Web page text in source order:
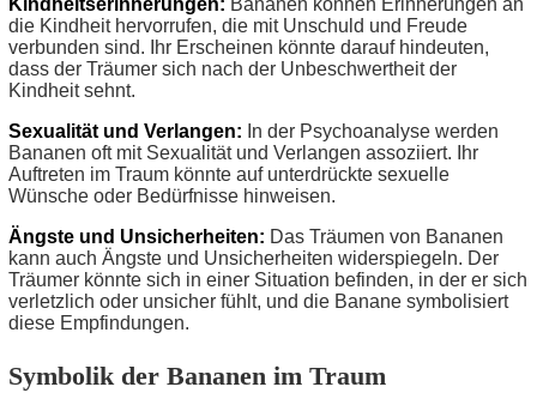
Kindheitserinnerungen: Bananen können Erinnerungen an
die Kindheit hervorrufen, die mit Unschuld und Freude
verbunden sind. Ihr Erscheinen könnte darauf hindeuten,
dass der Träumer sich nach der Unbeschwertheit der
Kindheit sehnt.
Sexualität und Verlangen: In der Psychoanalyse werden
Bananen oft mit Sexualität und Verlangen assoziiert. Ihr
Auftreten im Traum könnte auf unterdrückte sexuelle
Wünsche oder Bedürfnisse hinweisen.
Ängste und Unsicherheiten: Das Träumen von Bananen
kann auch Ängste und Unsicherheiten widerspiegeln. Der
Träumer könnte sich in einer Situation befinden, in der er sich
verletzlich oder unsicher fühlt, und die Banane symbolisiert
diese Empfindungen.
Symbolik der Bananen im Traum